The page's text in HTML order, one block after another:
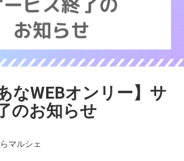
なWEBオンリー】サ
のお知らせ
マルシェ